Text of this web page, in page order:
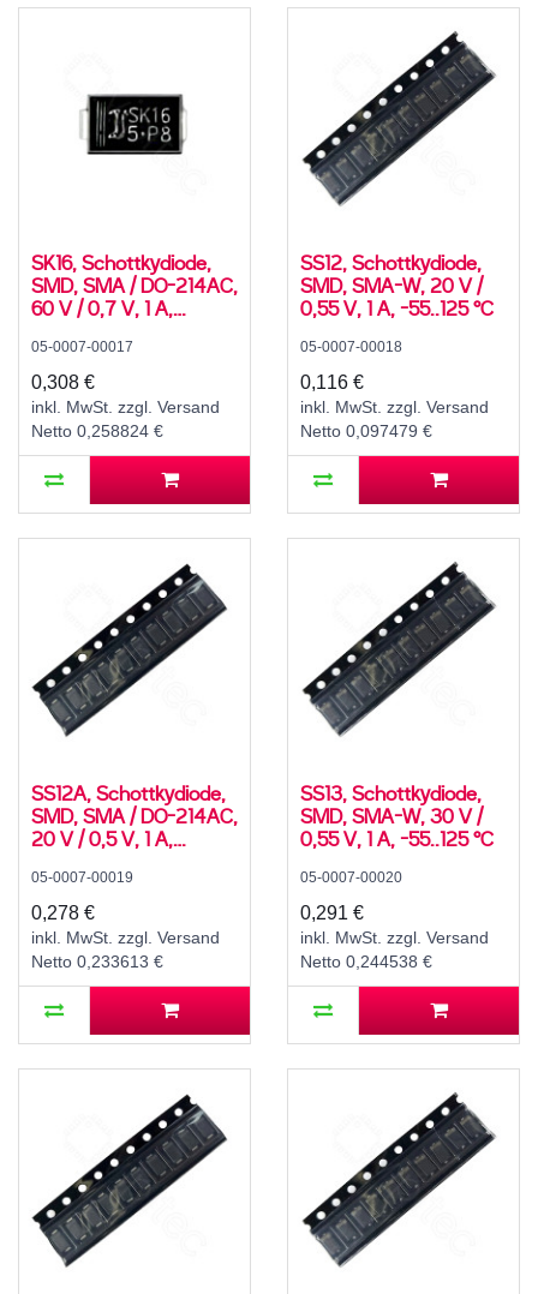
SK16, Schottkydiode,
SMD, SMA / DO-214AC,
60 V / 0,7 V, 1 A,
05-0007-00017
0,308 €
inkl. MwSt. zzgl. Versand
Netto 0,258824 €
SS12, Schottkydiode,
SMD, SMA-W, 20 V /
0,55 V, 1 A, -55..125 °C
05-0007-00018
0,116 €
inkl. MwSt. zzgl. Versand
Netto 0,097479 €
SS12A, Schottkydiode,
SMD, SMA / DO-214AC,
20 V / 0,5 V, 1 A,
05-0007-00019
0,278 €
inkl. MwSt. zzgl. Versand
Netto 0,233613 €
SS13, Schottkydiode,
SMD, SMA-W, 30 V /
0,55 V, 1 A, -55..125 °C
05-0007-00020
0,291 €
inkl. MwSt. zzgl. Versand
Netto 0,244538 €